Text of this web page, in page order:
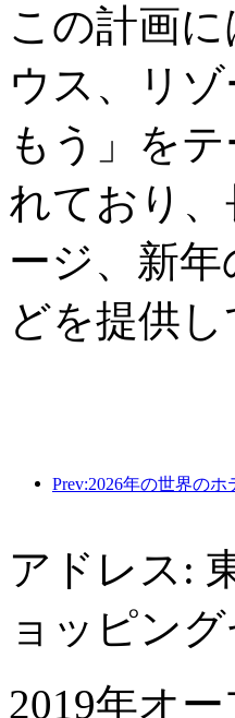
この計画
ウス、リ
もう」を
れており
ージ、新
どを提供し
アドレス:
ョッピン
2019年オー